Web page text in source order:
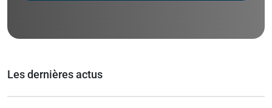
Les dernières actus